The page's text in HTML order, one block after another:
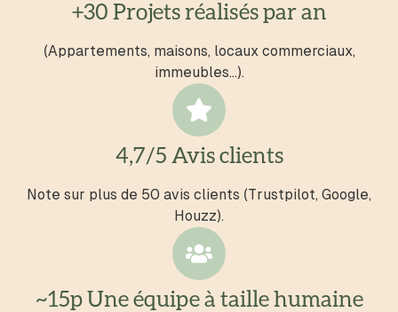
+30 Projets réalisés par an
(Appartements, maisons, locaux commerciaux,
immeubles...).
4,7/5 Avis clients
Note sur plus de 50 avis clients (Trustpilot, Google,
Houzz).
~15p Une équipe à taille humaine